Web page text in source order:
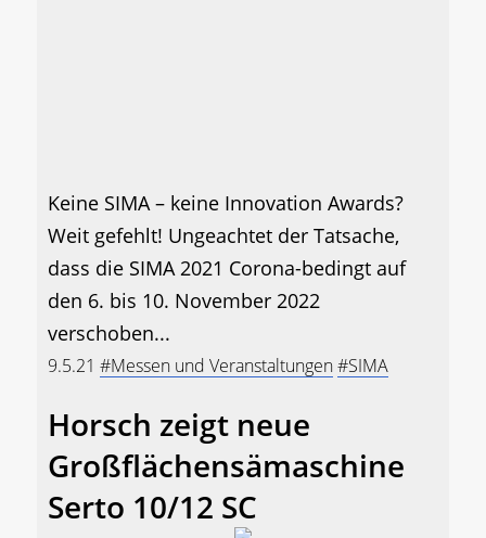
Keine SIMA – keine Innovation Awards?
Weit gefehlt! Ungeachtet der Tatsache,
dass die SIMA 2021 Corona-bedingt auf
den 6. bis 10. November 2022
verschoben...
9.5.21 #Messen und Veranstaltungen#SIMA
Horsch zeigt neue
Großflächensämaschine
Serto 10/12 SC